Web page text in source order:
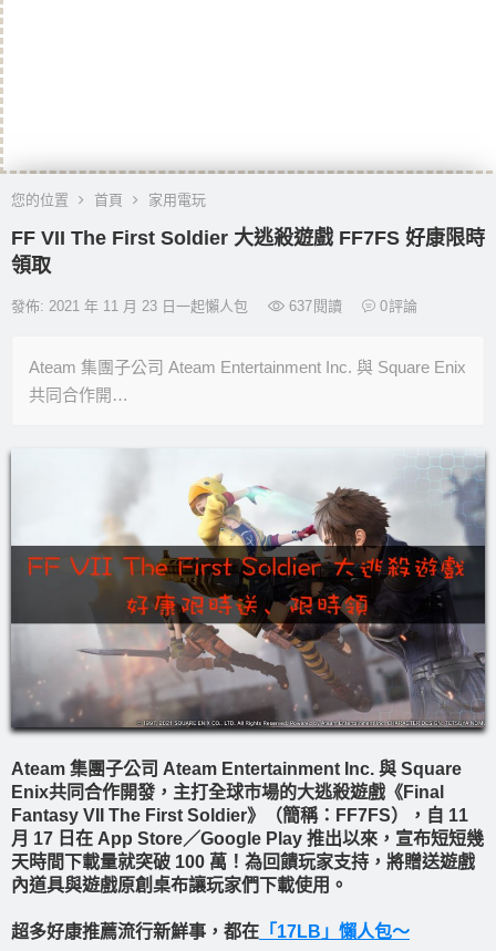
您的位置 首頁 家用電玩
FF VII The First Soldier 大逃殺遊戲 FF7FS 好康限時
領取
發佈: 2021 年 11 月 23 日一起懶人包 637 閱讀 0評論
Ateam 集團子公司 Ateam Entertainment Inc. 與 Square Enix
共同合作開…
Ateam 集團子公司 Ateam Entertainment Inc. 與 Square
Enix共同合作開發，主打全球市場的大逃殺遊戲《Final
Fantasy VII The First Soldier》（簡稱：FF7FS），自 11
月 17 日在 App Store／Google Play 推出以來，宣布短短幾
天時間下載量就突破 100 萬！為回饋玩家支持，將贈送遊戲
內道具與遊戲原創桌布讓玩家們下載使用。
超多好康推薦流行新鮮事，都在 「17LB」懶人包～